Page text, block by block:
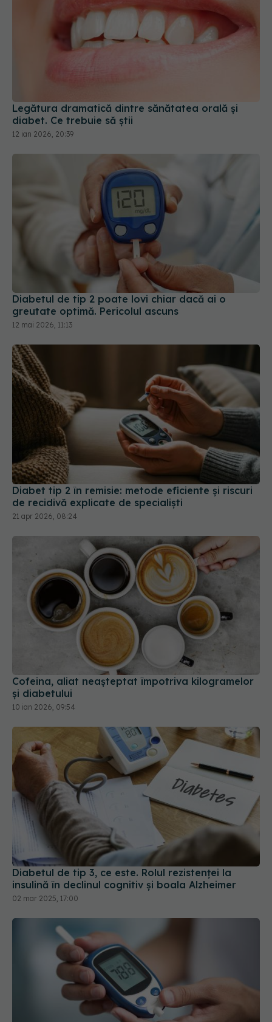
Legătura dramatică dintre sănătatea orală și
diabet. Ce trebuie să știi
12 ian 2026, 20:39
Diabetul de tip 2 poate lovi chiar dacă ai o
greutate optimă. Pericolul ascuns
12 mai 2026, 11:13
Diabet tip 2 în remisie: metode eficiente și riscuri
de recidivă explicate de specialiști
21 apr 2026, 08:24
Cofeina, aliat neașteptat împotriva kilogramelor
și diabetului
10 ian 2026, 09:54
Diabetul de tip 3, ce este. Rolul rezistenței la
insulină în declinul cognitiv și boala Alzheimer
02 mar 2025, 17:00